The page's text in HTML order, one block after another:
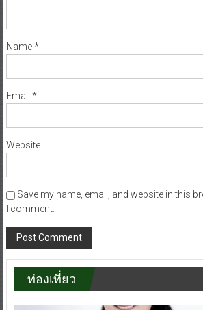
Name*
Email *
Website
Save my name, email, and website in this
I comment.
ท่องเที่ยว